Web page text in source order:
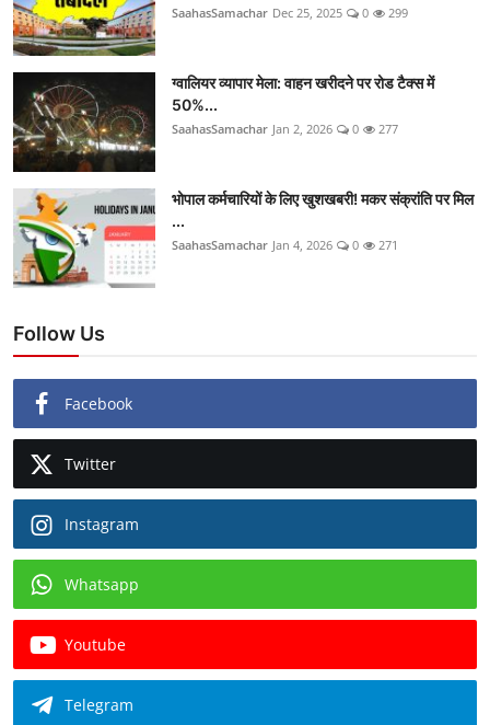
SaahasSamachar Dec 25, 2025 0 299
ग्वालियर व्यापार मेला: वाहन खरीदने पर रोड टैक्स में
50%...
SaahasSamachar Jan 2, 2026 0 277
भोपाल कर्मचारियों के लिए खुशखबरी! मकर संक्रांति पर मिल
...
SaahasSamachar Jan 4, 2026 0 271
Follow Us
Facebook
Twitter
Instagram
Whatsapp
Youtube
Telegram